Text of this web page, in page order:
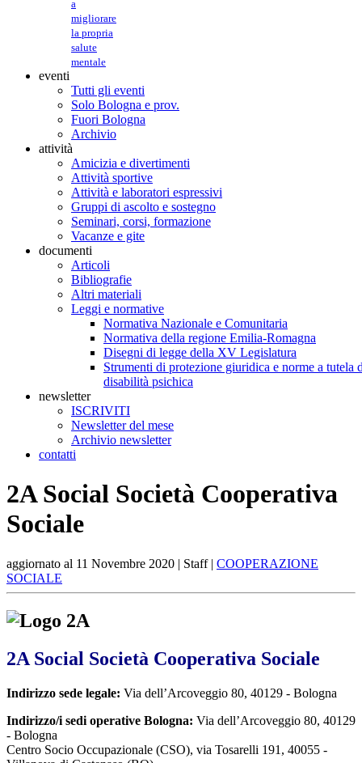
a
migliorare
la propria
salute
mentale
eventi
Tutti gli eventi
Solo Bologna e prov.
Fuori Bologna
Archivio
attività
Amicizia e divertimenti
Attività sportive
Attività e laboratori espressivi
Gruppi di ascolto e sostegno
Seminari, corsi, formazione
Vacanze e gite
documenti
Articoli
Bibliografie
Altri materiali
Leggi e normative
Normativa Nazionale e Comunitaria
Normativa della regione Emilia-Romagna
Disegni di legge della XV Legislatura
Strumenti di protezione giuridica e norme a tutela
disabilità psichica
newsletter
ISCRIVITI
Newsletter del mese
Archivio newsletter
contatti
2A Social Società Cooperativa
Sociale
aggiornato al 11 Novembre 2020 | Staff | COOPERAZIONE
SOCIALE
2A Social Società Cooperativa Sociale
Indirizzo sede legale: Via dell’Arcoveggio 80, 40129 - Bologna
Indirizzo/i sedi operative Bologna: Via dell’Arcoveggio 80, 40129
- Bologna
Centro Socio Occupazionale (CSO), via Tosarelli 191, 40055 -